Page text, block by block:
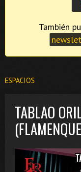
ESPACIOS
TABLAO